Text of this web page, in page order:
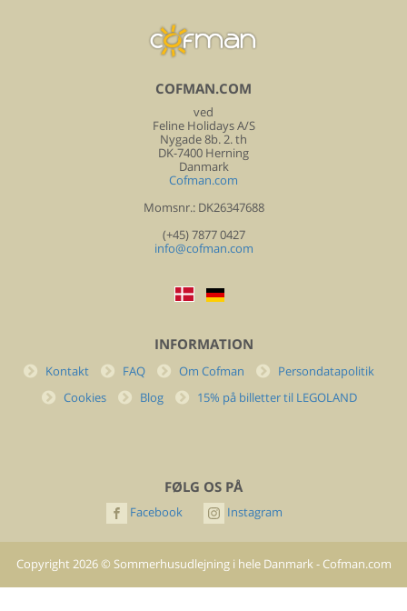
COFMAN.COM
ved
Feline Holidays A/S
Nygade 8b. 2. th
DK-7400 Herning
Danmark
Cofman.com
Momsnr.: DK26347688
(+45) 7877 0427
info@cofman.com
INFORMATION
Kontakt FAQ Om Cofman
Persondatapolitik
Cookies
Blog 15% på billetter til LEGOLAND
FØLG OS PÅ
Facebook Instagram
Copyright 2026© Sommerhusudlejning i hele Danmark - Cofman.com